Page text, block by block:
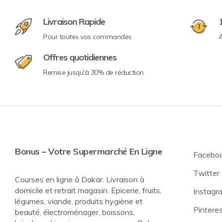
Livraison Rapide
Pour toutes vos commandes
Offres quotidiennes
Remise jusqu'à 30% de réduction
Bonus – Votre Supermarché En Ligne
Courses en ligne à Dakar. Livraison à
domicile et retrait magasin. Epicerie, fruits,
légumes, viande, produits hygiène et
beauté, électroménager, boissons,
Twitter